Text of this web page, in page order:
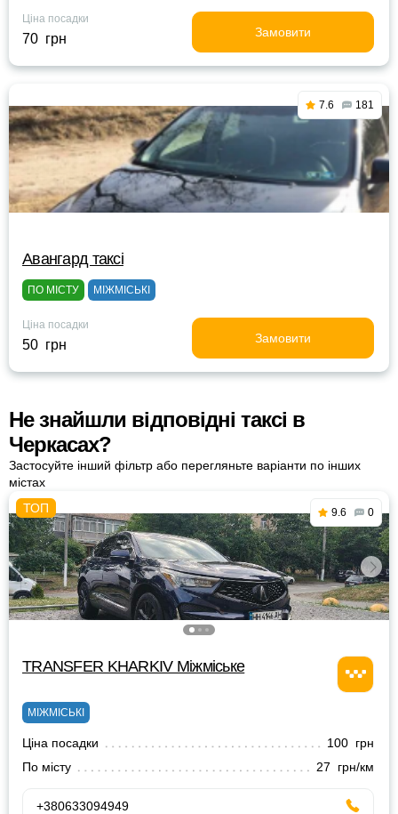
Ціна посадки
70 грн Замовити
7.6 181
Авангард таксі
ПО МІСТУ МІЖМІСЬКІ
Ціна посадки
50 грн Замовити
Не знайшли відповідні таксі в
Черкасах?
Застосуйте інший фільтр або перегляньте варіанти по інших
містах
9.6 0
TRANSFER KHARKIV Міжміське
МІЖМІСЬКІ
Ціна посадки
100 грн
По місту
27 грн/км
+380633094949